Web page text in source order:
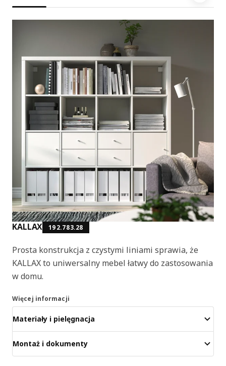
KALLAX 192.783.28
Prosta konstrukcja z czystymi liniami sprawia, że
KALLAX to uniwersalny mebel łatwy do zastosowania
w domu.
Więcej informacji
Materiały i pielęgnacja
Montaż i dokumenty